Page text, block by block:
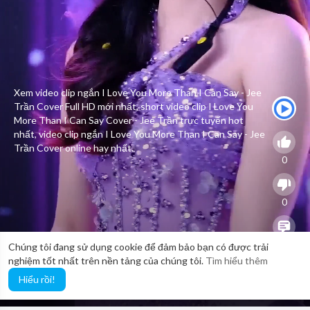
Chúng tôi đang sử dụng cookie để đảm bảo bạn có được trải
nghiệm tốt nhất trên nền tảng của chúng tôi. Tìm hiểu thêm
Hiểu rồi!
Xem video clip ngắn I Love You More Than I Can Say - Jee
Trần Cover Full HD mới nhất, short video clip I Love You
More Than I Can Say Cover - Jee Trần trực tuyến hot
nhất, video clip ngắn I Love You More Than I Can Say - Jee
Trần Cover online hay nhất.
0
0